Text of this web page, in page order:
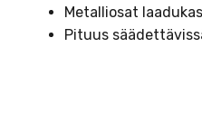
Metalliosat
Pituus